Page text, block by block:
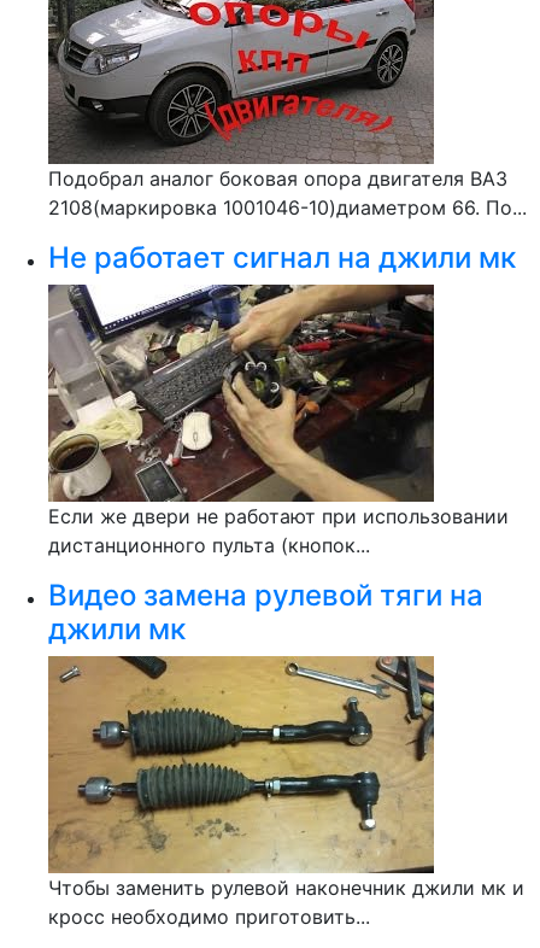
Подобрал аналог боковая опора двигателя ВАЗ
2108(маркировка 1001046-10)диаметром 66. По...
Не работает сигнал на джили мк
Если же двери не работают при использовании
дистанционного пульта (кнопок...
Видео замена рулевой тяги на
джили мк
Чтобы заменить рулевой наконечник джили мк и
кросс необходимо приготовить...